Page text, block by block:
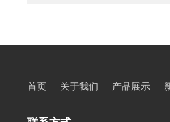
首页 关于我们 产品展示